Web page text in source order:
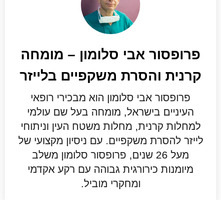
פרופסור אבי סלומון – מומחה
קרנית והסרת משקפיים בלייזר
פרופסור אבי סלומון הוא מבכירי רופאי
העיניים בישראל, מומחה בעל שם עולמי
למחלות קרנית, מחלות משטח העין וניתוחי
לייזר להסרת משקפיים. עם ניסיון מקצועי של
מעל 26 שנים, פרופסור סלומון משלב
מיומנות כירורגית גבוהה עם רקע אקדמי
ומחקרי מוביל.